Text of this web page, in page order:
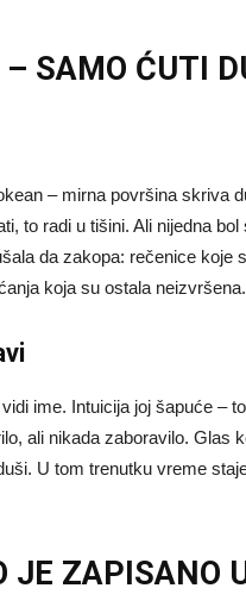
SAMO ĆUTI
– mirna površina skriva
to radi u tišini. Ali nijedna
da zakopa: rečenice koje
koja su ostala neizvršena.
ime. Intuicija joj šapuće –
ali nikada zaboravilo. Glas
U tom trenutku vreme
JE ZAPISANO